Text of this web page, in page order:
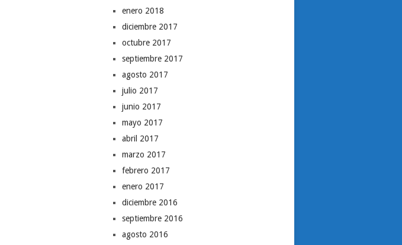
enero 2018
diciembre 2017
octubre 2017
septiembre 2017
agosto 2017
julio 2017
junio 2017
mayo 2017
abril 2017
marzo 2017
febrero 2017
enero 2017
diciembre 2016
septiembre 2016
agosto 2016